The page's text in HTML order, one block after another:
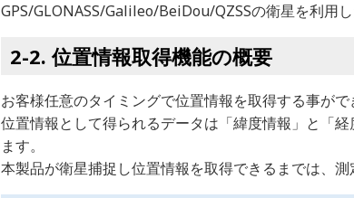
GPS/GLONASS/Galileo/BeiDou/QZSSの衛星を利用
位置情報取得機能の概要
お客様任意のタイミングで位置情報を取得する事がで
位置情報として得られるデータは「緯度情報」と「
ます。
本製品が衛星捕捉し位置情報を取得できるまでは、